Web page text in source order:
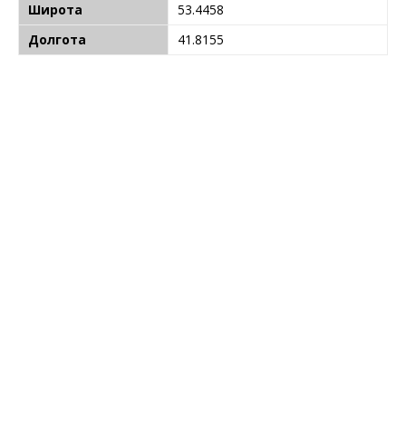
Широта
53.4458
Долгота
41.8155